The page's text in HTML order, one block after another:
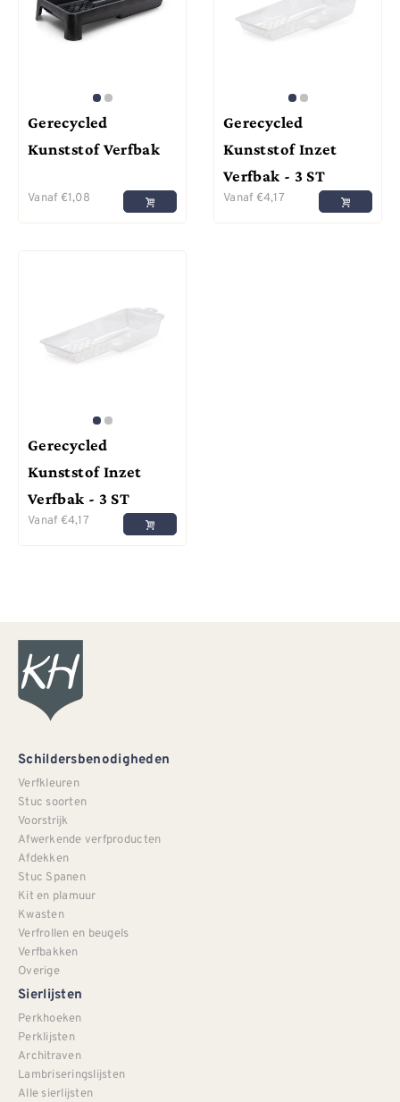
Gerecycled
Kunststof Verfbak
Vanaf €1,08
Gerecycled
Kunststof Inzet
Verfbak - 3 ST
Vanaf €4,17
Gerecycled
Kunststof Inzet
Verfbak - 3 ST
Vanaf €4,17
Schildersbenodigheden
Verfkleuren
Stuc soorten
Voorstrijk
Afwerkende verfproducten
Afdekken
Stuc Spanen
Kit en plamuur
Kwasten
Verfrollen en beugels
Verfbakken
Overige
Sierlijsten
Perkhoeken
Perklijsten
Architraven
Lambriseringslijsten
Alle sierlijsten